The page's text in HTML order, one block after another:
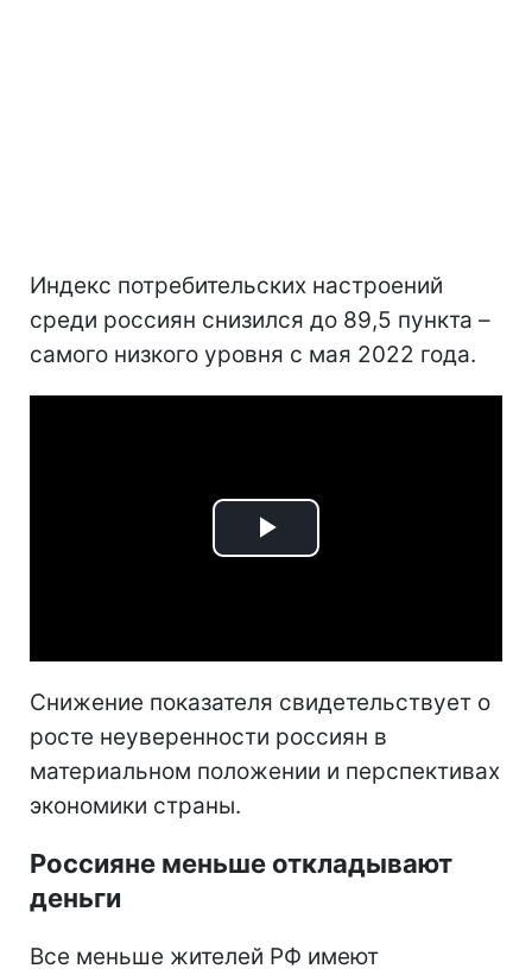
Индекс потребительских настроений
среди россиян снизился до 89,5 пункта –
самого низкого уровня с мая 2022 года.
Play
Снижение показателя свидетельствует о
росте неуверенности россиян в
материальном положении и перспективах
экономики страны.
Россияне меньше откладывают
деньги
Все меньше жителей РФ имеют